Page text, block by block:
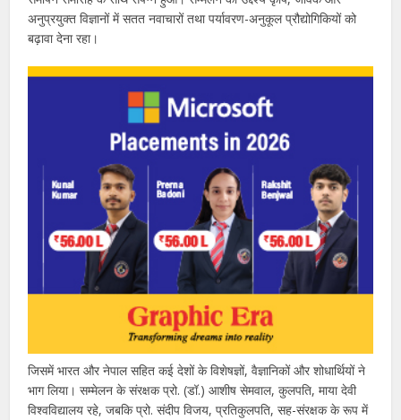
अनुप्रयुक्त विज्ञानों में सतत नवाचारों तथा पर्यावरण-अनुकूल प्रौद्योगिकियों को
बढ़ावा देना रहा।
जिसमें भारत और नेपाल सहित कई देशों के विशेषज्ञों, वैज्ञानिकों और शोधार्थियों ने
भाग लिया। सम्मेलन के संरक्षक प्रो. (डॉ.) आशीष सेमवाल, कुलपति, माया देवी
विश्वविद्यालय रहे, जबकि प्रो. संदीप विजय, प्रतिकुलपति, सह-संरक्षक के रूप में